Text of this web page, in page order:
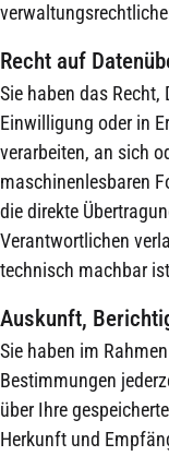
Recht auf
Sie haben das
Einwilligung oder in
verarbeiten, an sich
maschinenlesbaren
die direkte
Verantwortlichen
technisch machbar
Auskunft,
Sie haben im
Bestimmungen
über Ihre
Herkunft und